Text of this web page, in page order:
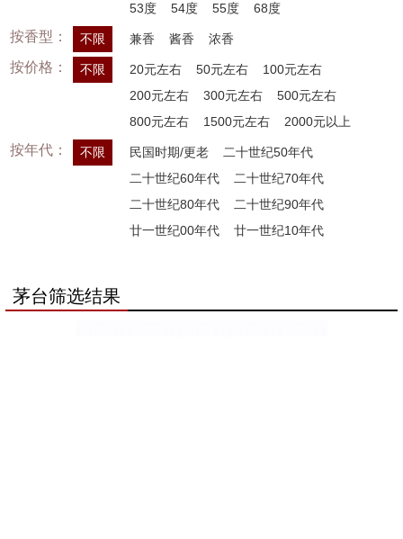
53度
54度 55度 68度
按香型： 不限 兼香 酱香 浓香
按价格： 不限 20元左右 50元左右
100元左右
200元左右
300元左右
500元左右
800元左右
1500元左右 2000元以上
按年代： 不限 民国时期/更老
二十世纪50年代
二十世纪60年代
二十世纪70年代
二十世纪80年代
二十世纪90年代
廿一世纪00年代
廿一世纪10年代
茅台筛选结果